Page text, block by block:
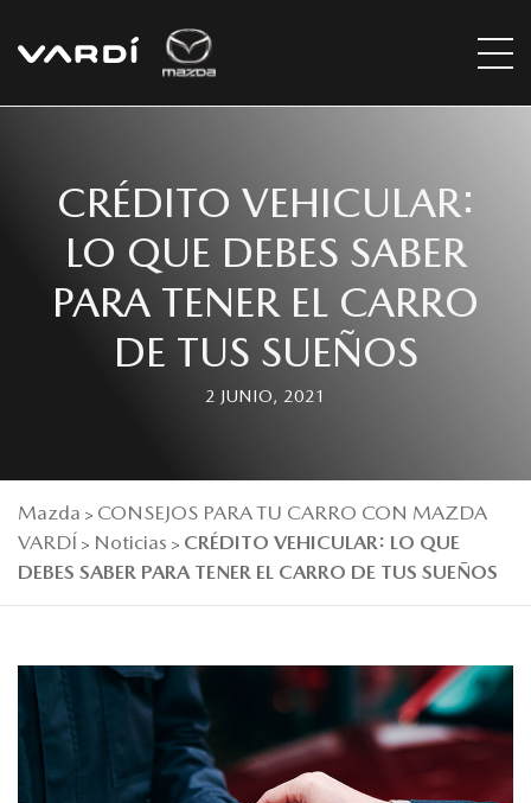
CRÉDITO VEHICULAR:
LO QUE DEBES SABER
PARA TENER EL CARRO
DE TUS SUEÑOS
2 JUNIO, 2021
Mazda > CONSEJOS PARA TU CARRO CON MAZDA
VARDÍ > Noticias > CRÉDITO VEHICULAR: LO QUE
DEBES SABER PARA TENER EL CARRO DE TUS SUEÑOS